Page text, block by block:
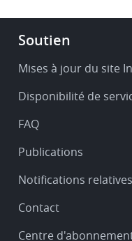
Footer
Service
support
Soutien
Mises à jour du site
Disponibilité de
FAQ
Publications
Notifications
Contact
Centre